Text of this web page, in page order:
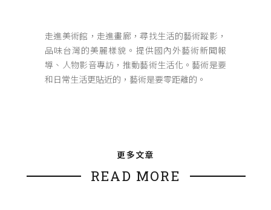
走進美術館，走進畫廊，尋找生活的藝術蹤影，
品味台灣的美麗樣貌。提供國內外藝術新聞報
導、人物影音專訪，推動藝術生活化。藝術是要
和日常生活更貼近的，藝術是要零距離的。
更多文章
READ MORE